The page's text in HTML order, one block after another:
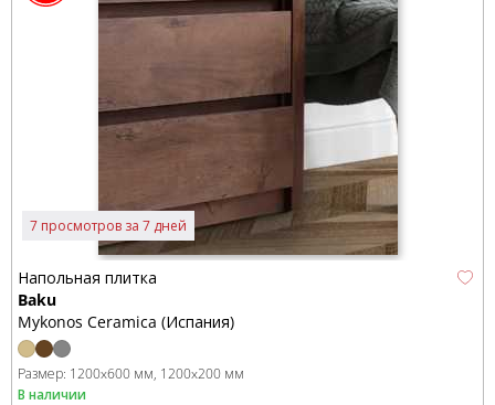
7 просмотров за 7 дней
Напольная плитка
Baku
Mykonos Ceramica (Испания)
Размер: 1200x600 мм 1200x200 мм
В наличии